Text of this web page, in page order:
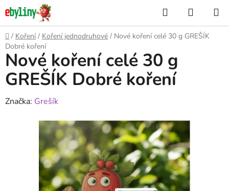
Přejít
na
obsah
Hledat
KOŠÍK
Domů
/ Koření / Koření jednodruhové / Nové koření celé 30 g GREŠÍK
Dobré koření
Nové koření celé 30 g
GREŠÍK Dobré koření
Značka: Grešík